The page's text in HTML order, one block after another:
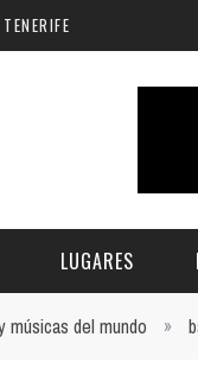
LUGARES
músicas del mundo »